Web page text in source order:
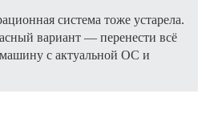
система тоже устарела.
вариант — перенести всё
с актуальной ОС и